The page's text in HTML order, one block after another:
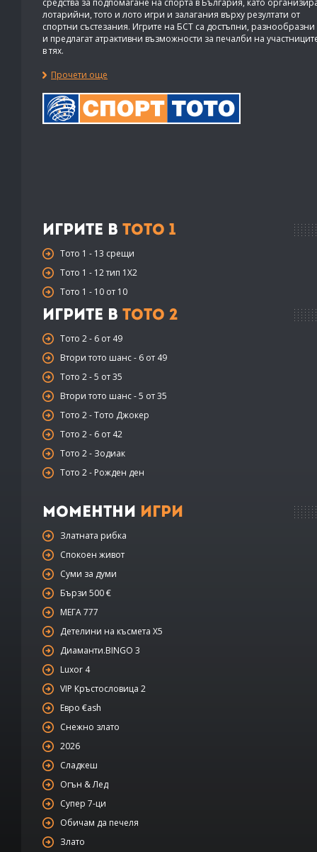
средства за подпомагане на спорта в България, като
лотарийни, тото и лото игри и залагания върху резултати от
спортни състезания. Игрите на БСТ са достъпни, разнообразни
и предлагат атрактивни възможности за печалби на
в тях.
Прочети още
Игрите в Тото 1
Тото 1 - 13 срещи
Тото 1 - 12 тип 1X2
Тото 1 - 10 от 10
Игрите в Тото 2
Тото 2 - 6 от 49
Втори тото шанс - 6 от 49
Тото 2 - 5 от 35
Втори тото шанс - 5 от 35
Тото 2 - Тото Джокер
Тото 2 - 6 от 42
Тото 2 - Зодиак
Тото 2 - Рожден ден
Моментни Игри
Златната рибка
Спокоен живот
Суми за думи
Бързи 500 €
МЕГА 777
Детелини на късмета Х5
Диаманти.BINGO 3
Luxor 4
VIP Кръстословица 2
Евро €ash
Снежно злато
2026
Сладкеш
Огън & Лед
Супер 7-ци
Обичам да печеля
Злато